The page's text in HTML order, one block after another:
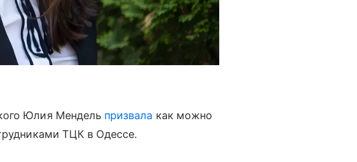
Юлия Мендель призвала как можно
ТЦК в Одессе.